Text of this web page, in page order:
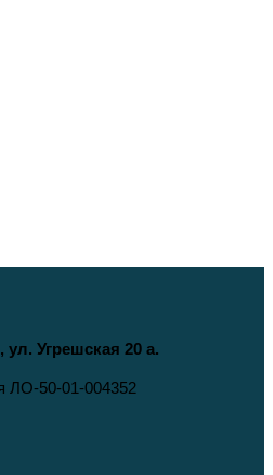
ул. Угрешская 20 а.
ЛО-50-01-004352